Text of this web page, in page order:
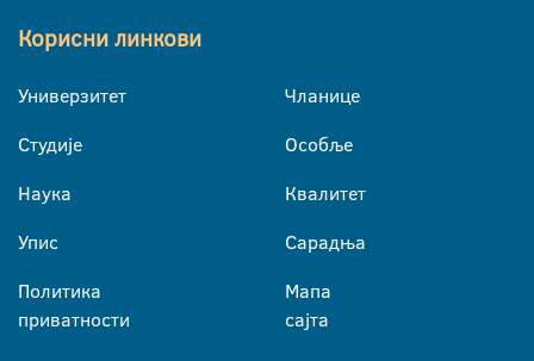
Корисни линкови
Универзитет
Студије
Наука
Упис
Политика
приватности
Чланице
Особље
Квалитет
Сарадња
Мапа
сајта